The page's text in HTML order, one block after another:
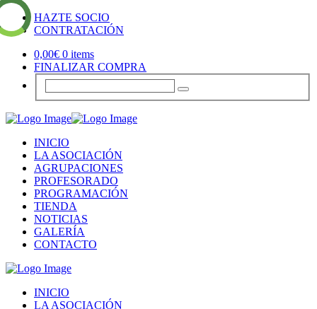
HAZTE SOCIO
CONTRATACIÓN
0,00€ 0 items
FINALIZAR COMPRA
INICIO
LA ASOCIACIÓN
AGRUPACIONES
PROFESORADO
PROGRAMACIÓN
TIENDA
NOTICIAS
GALERÍA
CONTACTO
INICIO
LA ASOCIACIÓN